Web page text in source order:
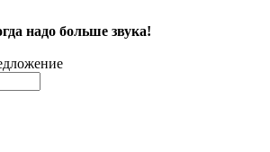
надо больше звука!